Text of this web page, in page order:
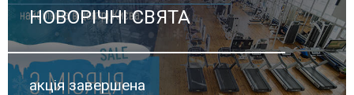
НОВОРІЧНІ СВЯТА
акція завершена